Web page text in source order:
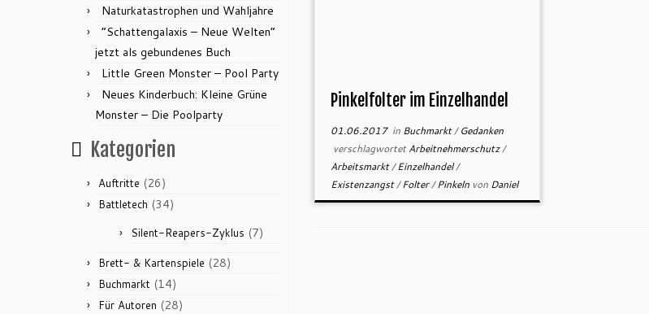
Naturkatastrophen und Wahljahre
“Schattengalaxis – Neue Welten”
jetzt als gebundenes Buch
Little Green Monster – Pool Party
Neues Kinderbuch: Kleine Grüne
Monster – Die Poolparty
Kategorien
Auftritte (26)
Battletech (34)
Silent-Reapers-Zyklus (7)
Brett- & Kartenspiele (28)
Buchmarkt (14)
Für Autoren (28)
Pinkelfolter im Einzelhandel
01.06.2017in Buchmarkt/Gedanken
verschlagwortetArbeitnehmerschutz/
Arbeitsmarkt/Einzelhandel/
Existenzangst/Folter/Pinkeln von Daniel